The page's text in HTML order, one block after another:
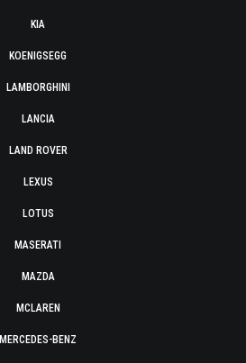
KIA
KOENIGSEGG
LAMBORGHINI
LANCIA
LAND ROVER
LEXUS
LOTUS
MASERATI
MAZDA
MCLAREN
MERCEDES-BENZ